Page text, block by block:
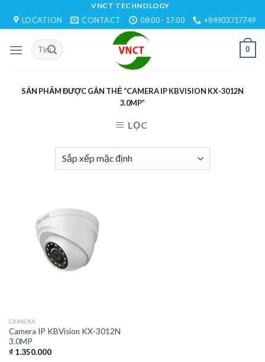
VNCT TECHNOLOGY
LOCATION CONTACT 08:00 - 17:00 +84903717749
0
SẢN PHẨM ĐƯỢC GẮN THẺ “CAMERA IP KBVISION KX-3012N
3.0MP”
LỌC
CAMERA
Camera IP KBVision KX-3012N
3.0MP
₫1.350.000